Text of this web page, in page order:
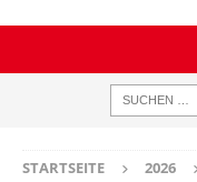
STARTSEITE 2026